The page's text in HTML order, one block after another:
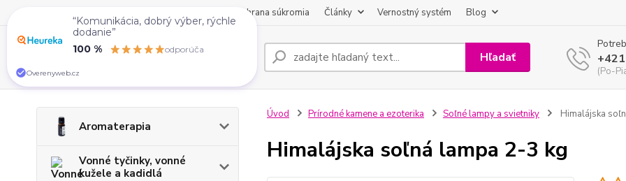
Ochrana súkromia Články Vernostný systém Blog
Hľadať
(Po-
Aromaterapia
Vonné tyčinky, vonné
kužele a kadidlá
Úvod Prírodné kamene a ezoterika Soľné lampy a svietniky Himalájska
Himalájska soľná lampa 2-3 kg
“Komunikácia, dobrý výber, rýchle
dodanie”
100 %
odporúča
Overenyweb.cz